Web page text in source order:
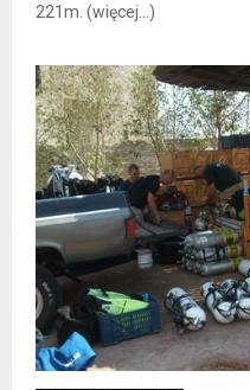
221m. (więcej…)